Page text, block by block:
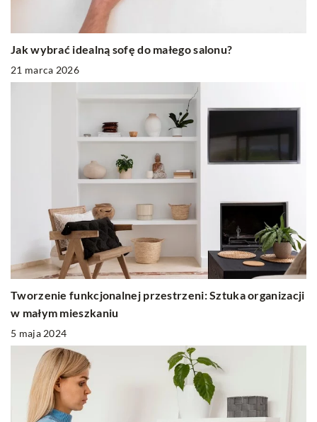
Jak wybrać idealną sofę do małego salonu?
21 marca 2026
Tworzenie funkcjonalnej przestrzeni: Sztuka organizacji
w małym mieszkaniu
5 maja 2024